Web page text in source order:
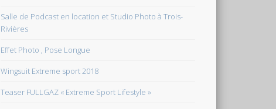
Salle de Podcast en location et Studio Photo à Trois-
Rivières
Effet Photo , Pose Longue
Wingsuit Extreme sport 2018
Teaser FULLGAZ « Extreme Sport Lifestyle »